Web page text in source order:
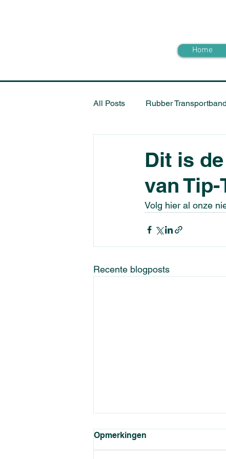
Home
All Posts Rubber
Dit is
van
Volg hier al onze
Recente blogposts
Opmerkingen